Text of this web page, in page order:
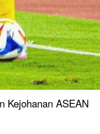
Kejohanan ASEAN